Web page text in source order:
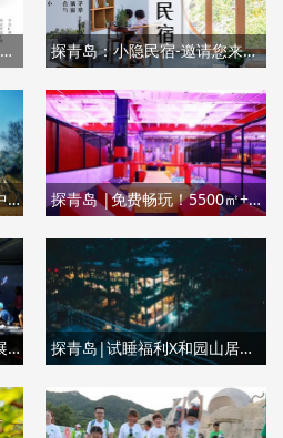
探青岛：中国院子-回归中式园林生活 探青岛：小隐民宿-邀请您来收获江南水乡的浪漫和诗意
探青岛 |山海佳境，乐在骑中，本周六，与涵碧楼一“骑”出行，尽享沿途美景！ 探青岛 |免费畅玩！5500㎡+的网红蹦床乐园开业就搞大事情！花式蹦床，沾沾墙，燃脂计划get!
探青岛 |亲子好去处！这个展览藏在国信地下一层，却让无数孩子流连忘返~ 探青岛|试睡福利X和园山居，这个仙气十足的自然天堂，给了很多人来青岛的理由